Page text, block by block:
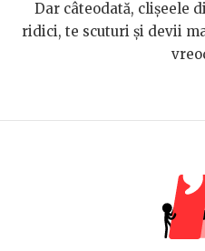
Dar câteodată, clișeele
ridici, te scuturi și devii